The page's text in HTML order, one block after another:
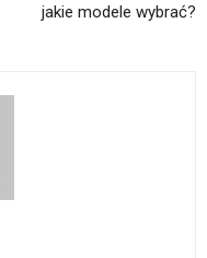
jakie modele wybrać?